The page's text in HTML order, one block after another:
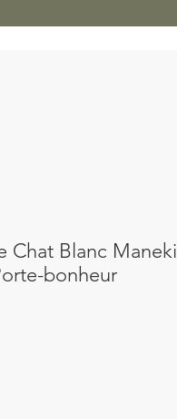
Chat Blanc Maneki
bonheur